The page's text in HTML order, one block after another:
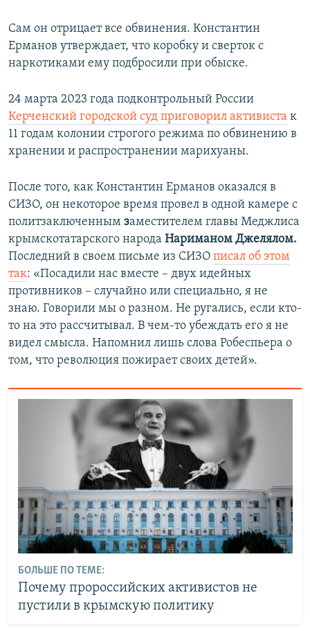
Сам он отрицает все обвинения. Константин
Ерманов утверждает, что коробку и сверток с
наркотиками ему подбросили при обыске.
24 марта 2023 года подконтрольный России
Керченский городской суд приговорил активиста к
11 годам колонии строгого режима по обвинению в
хранении и распространении марихуаны.
После того, как Константин Ерманов оказался в
СИЗО, он некоторое время провел в одной камере с
политзаключенным заместителем главы Меджлиса
крымскотатарского народа Нариманом Джелялом.
Последний в своем письме из СИЗО писал об этом
так: «Посадили нас вместе – двух идейных
противников – случайно или специально, я не
знаю. Говорили мы о разном. Не ругались, если кто-
то на это рассчитывал. В чем-то убеждать его я не
видел смысла. Напомнил лишь слова Робеспьера о
том, что революция пожирает своих детей».
БОЛЬШЕ ПО ТЕМЕ:
Почему пророссийских активистов не
пустили в крымскую политику